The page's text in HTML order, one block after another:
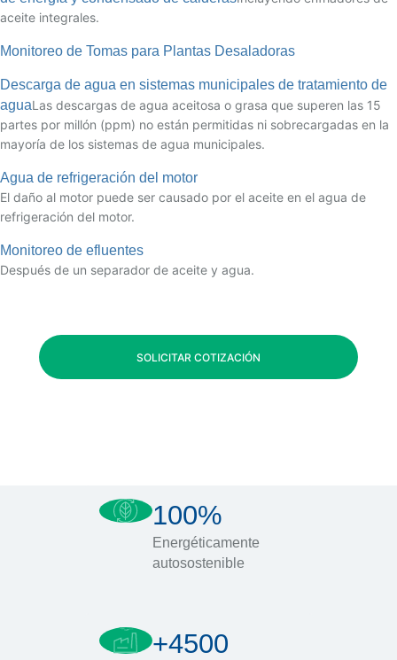
aceite integrales.
Monitoreo de Tomas para Plantas Desaladoras
Descarga de agua en sistemas municipales de tratamiento de
aguaLas descargas de agua aceitosa o grasa que superen las 15
partes por millón (ppm) no están permitidas ni sobrecargadas en la
mayoría de los sistemas de agua municipales.
Agua de refrigeración del motor
El daño al motor puede ser causado por el aceite en el agua de
refrigeración del motor.
Monitoreo de efluentes
Después de un separador de aceite y agua.
SOLICITAR COTIZACIÓN
100%
Energéticamente
autosostenible
+4500